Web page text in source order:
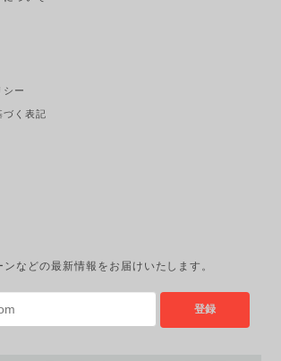
シー
づく表記
などの最新情報をお届けいたします。
登録